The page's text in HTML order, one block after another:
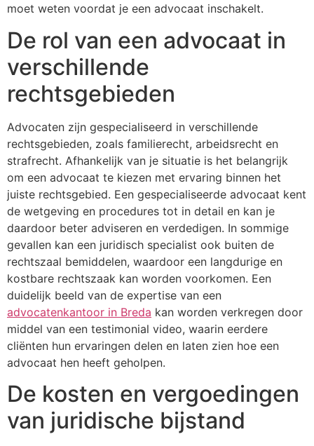
moet weten voordat je een advocaat inschakelt.
De rol van een advocaat in
verschillende
rechtsgebieden
Advocaten zijn gespecialiseerd in verschillende
rechtsgebieden, zoals familierecht, arbeidsrecht en
strafrecht. Afhankelijk van je situatie is het belangrijk
om een advocaat te kiezen met ervaring binnen het
juiste rechtsgebied. Een gespecialiseerde advocaat kent
de wetgeving en procedures tot in detail en kan je
daardoor beter adviseren en verdedigen. In sommige
gevallen kan een juridisch specialist ook buiten de
rechtszaal bemiddelen, waardoor een langdurige en
kostbare rechtszaak kan worden voorkomen. Een
duidelijk beeld van de expertise van een
advocatenkantoor in Breda kan worden verkregen door
middel van een testimonial video, waarin eerdere
cliënten hun ervaringen delen en laten zien hoe een
advocaat hen heeft geholpen.
De kosten en vergoedingen
van juridische bijstand